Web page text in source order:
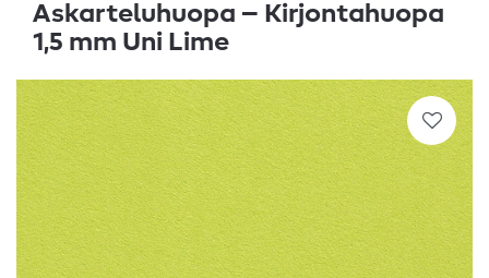
Askarteluhuopa – Kirjontahuopa
1,5 mm Uni Lime